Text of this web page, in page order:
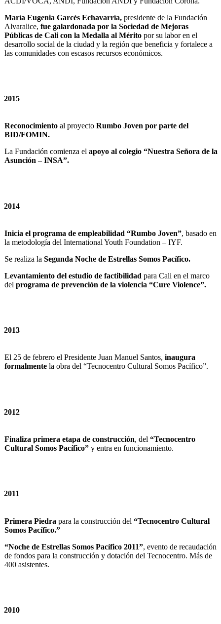
María Eugenia Garcés Echavarría,presidente de la Fundación
Alvaralice, fue galardonada por la Sociedad de Mejoras
Públicas de Cali con la Medalla al Méritopor su labor en el
desarrollo social de la ciudad y la región que beneficia y fortalece a
las comunidades con escasos recursos económicos.
2015
Reconocimientoal proyecto Rumbo Joven por parte del
BID/FOMIN.
La Fundación comienza el apoyo al colegio “Nuestra Señora de la
Asunción – INSA”.
2014
Inicia el programa de empleabilidad “Rumbo Joven”, basado en
la metodología del International Youth Foundation – IYF.
Se realiza la Segunda Noche de Estrellas Somos Pacífico.
Levantamiento del estudio de factibilidad para Cali en el marco
del programa de prevención de la violencia “Cure Violence”.
2013
El 25 de febrero el Presidente Juan Manuel Santos, inaugura
formalmentela obra del “Tecnocentro Cultural Somos Pacífico”.
2012
Finaliza primera etapa de construcción, del “Tecnocentro
Cultural Somos Pacífico”y entra en funcionamiento.
2011
Primera Piedra para la construcción del “Tecnocentro Cultural
Somos Pacífico.”
“Noche de Estrellas Somos Pacífico 2011”, evento de recaudación
de fondos para la construcción y dotación del Tecnocentro. Más de
400 asistentes.
2010